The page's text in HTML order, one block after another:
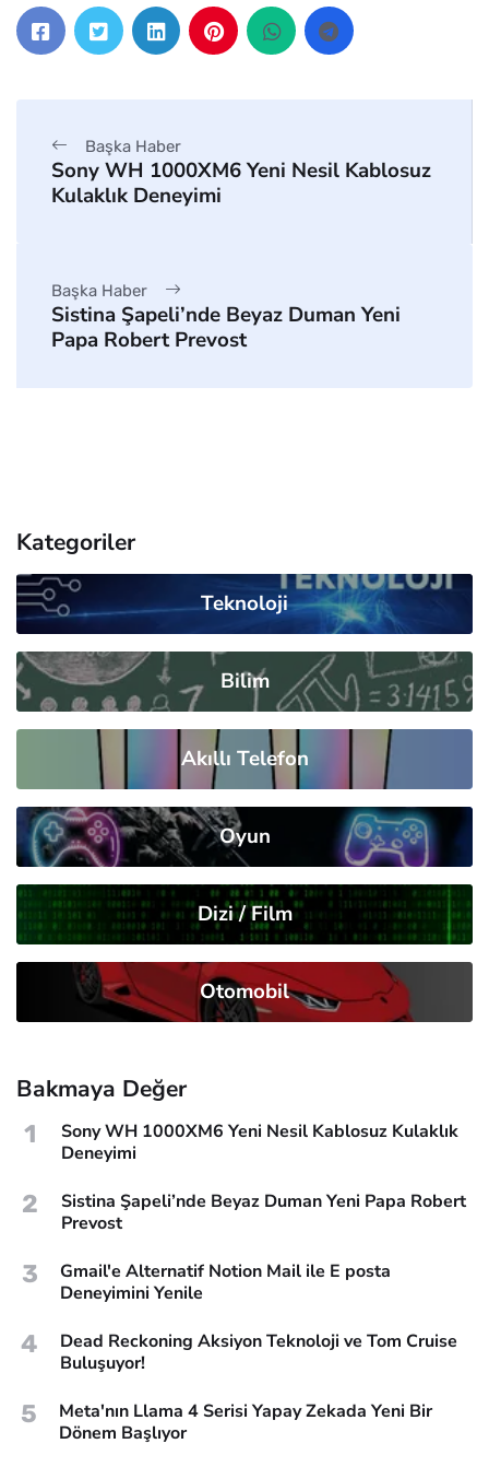
Başka Haber
Sony WH 1000XM6 Yeni Nesil Kablosuz
Kulaklık Deneyimi
Başka Haber
Sistina Şapeli’nde Beyaz Duman Yeni
Papa Robert Prevost
Kategoriler
Teknoloji
Bilim
Akıllı Telefon
Oyun
Dizi / Film
Otomobil
Bakmaya Değer
1
Sony WH 1000XM6 Yeni Nesil Kablosuz Kulaklık
Deneyimi
2
Sistina Şapeli’nde Beyaz Duman Yeni Papa Robert
Prevost
3
Gmail'e Alternatif Notion Mail ile E posta
Deneyimini Yenile
4
Dead Reckoning Aksiyon Teknoloji ve Tom Cruise
Buluşuyor!
5
Meta'nın Llama 4 Serisi Yapay Zekada Yeni Bir
Dönem Başlıyor